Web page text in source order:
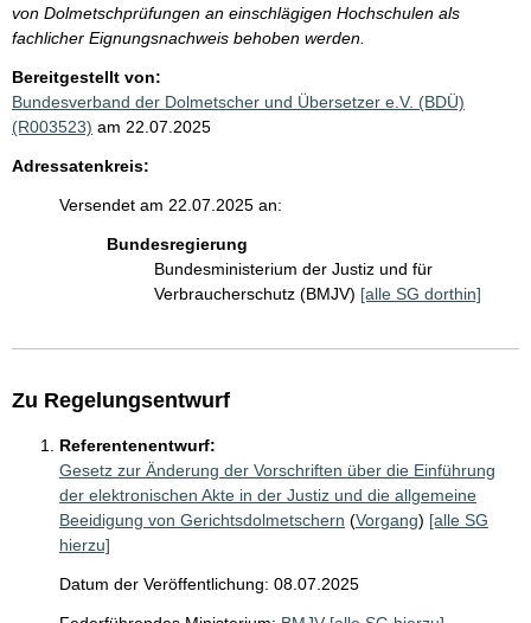
von Dolmetschprüfungen an einschlägigen Hochschulen als
fachlicher Eignungsnachweis behoben werden.
Bereitgestellt von:
Bundesverband der Dolmetscher und Übersetzer e.V. (BDÜ)
(R003523) am 22.07.2025
Adressatenkreis:
Versendet am 22.07.2025 an:
Bundesregierung
Bundesministerium der Justiz und für
Verbraucherschutz (BMJV) [alle SG dorthin]
Zu Regelungsentwurf
Referentenentwurf:
Gesetz zur Änderung der Vorschriften über die Einführung
der elektronischen Akte in der Justiz und die allgemeine
Beeidigung von Gerichtsdolmetschern (Vorgang) [alle SG
hierzu]
Datum der Veröffentlichung: 08.07.2025